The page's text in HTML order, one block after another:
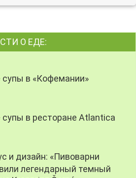
О ЕДЕ:
в «Кофемании»
в ресторане Atlantica
и дизайн: «Пивоварни
легендарный темный